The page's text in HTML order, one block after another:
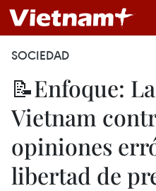
SOCIEDAD
📝Enfoque:
Vietnam
opiniones
libertad de